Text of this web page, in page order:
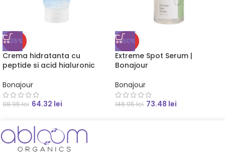
-35%
Crema hidratanta cu
peptide si acid hialuronic
Bonajour
98.95lei 64.32 lei
-50%
Extreme Spot Serum |
Bonajour
Bonajour
146.95lei 73.48 lei